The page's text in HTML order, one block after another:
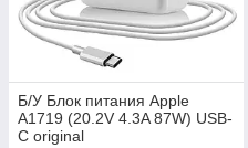
Б/У Блок питания Apple
A1719 (20.2V 4.3A 87W) USB-
C original